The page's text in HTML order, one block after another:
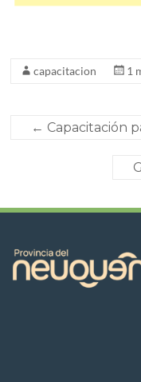
capacitacion 1
← Capacitación